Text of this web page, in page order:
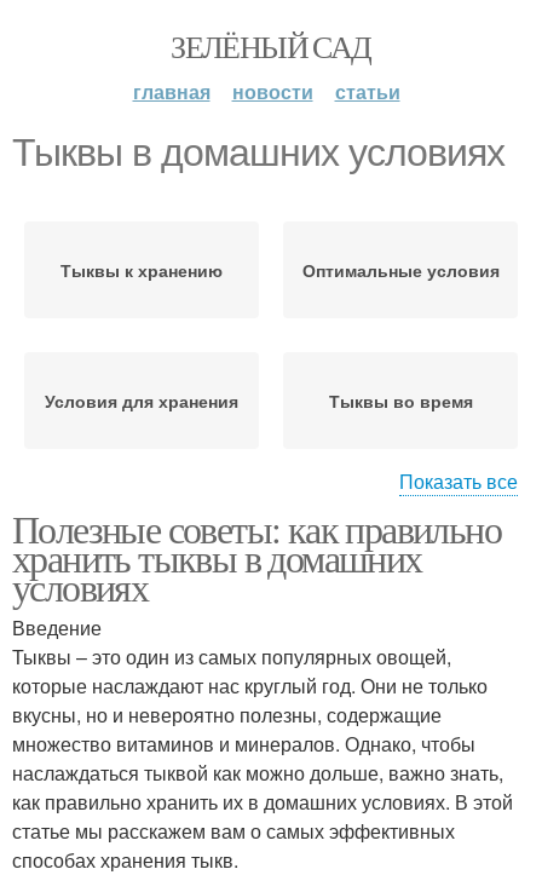
ЗЕЛЁНЫЙ САД
главная новости статьи
Тыквы в домашних условиях
Тыквы к хранению Оптимальные условия
Условия для хранения Тыквы во время
Тыквы для посева Домашняя заморозка
Тыквы на зиму Тыквы для заморозки
Тыква в холодильнике Тыквы в погребе
Показать все
Полезные советы: как правильно
хранить тыквы в домашних
условиях
Введение
Тыквы – это один из самых популярных овощей,
которые наслаждают нас круглый год. Они не только
вкусны, но и невероятно полезны, содержащие
множество витаминов и минералов. Однако, чтобы
наслаждаться тыквой как можно дольше, важно знать,
как правильно хранить их в домашних условиях. В этой
статье мы расскажем вам о самых эффективных
способах хранения тыкв.